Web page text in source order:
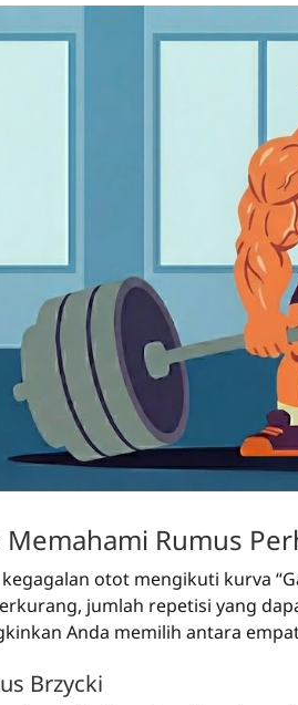
Memahami Rumus
otot mengikuti kurva
jumlah repetisi yang
Anda memilih antara
Brzycki